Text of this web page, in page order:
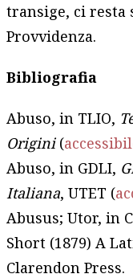
transige, ci resta
Provvidenza.
Bibliografia
Abuso, in TLIO,
Origini (
Abuso, in GDLI,
Italiana, UTET (
Abusus; Utor, in
Short (1879) A
Clarendon Press.